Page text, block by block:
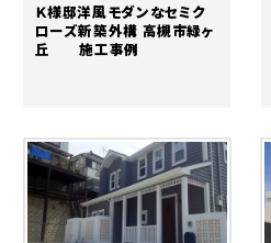
Ｋ様邸洋風モダンなセミク
ローズ新築外構 高槻市緑ヶ
丘 施工事例